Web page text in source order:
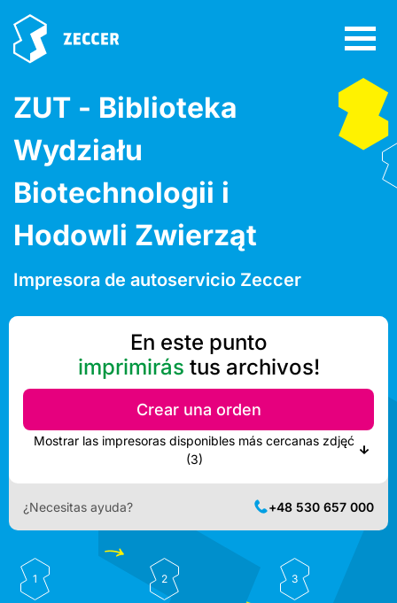
ZUT - Biblioteka
Wydziału
Biotechnologii i
Hodowli Zwierząt
Impresora de autoservicio Zeccer
En este punto
imprimirás tus archivos!
Crear una orden
Mostrar las impresoras disponibles más cercanas zdjęć
(3)
¿Necesitas ayuda? +48 530 657 000
1 2 3